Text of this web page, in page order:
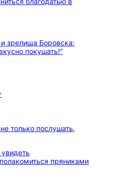
только послушать,
пряниками